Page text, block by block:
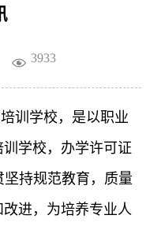
3933
训学校，是以职业
学校，办学许可证
坚持规范教育，质量
进，为培养专业人